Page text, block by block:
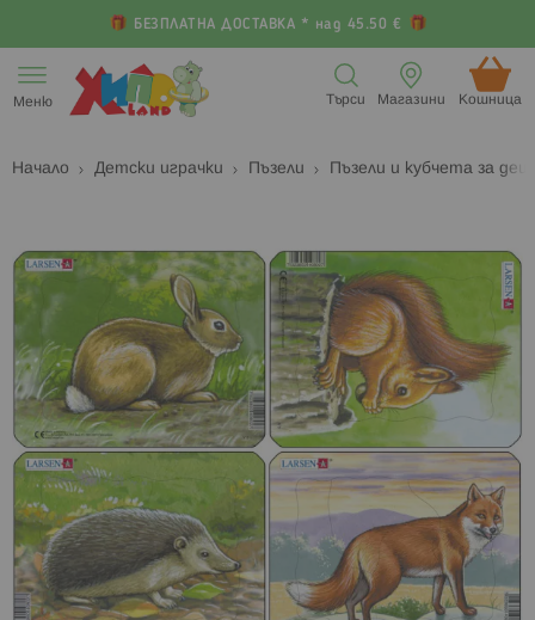
БЕЗПЛАТНА ДОСТАВКА * над 45.50 €
към
съдържанието
Меню Кошница (
Магазини
Търси
Начало Детски играчки Пъзели Пъзели и кубчета за
края
на
галерията
на
изображенията